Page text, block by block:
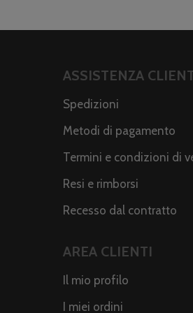
ASSISTENZA
Spedizioni
Metodi di pagamento
Termini e condizioni di
Resi e rimborsi
Recesso dal contratto
AREA CLIENTI
Il mio profilo
I miei ordini